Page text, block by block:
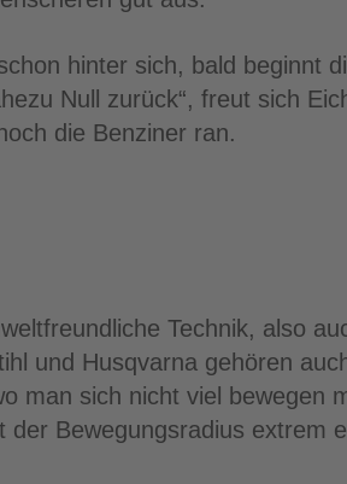
hinter sich, bald beginnt
Null zurück“, freut sich
die Benziner ran.
Technik, also
und Husqvarna gehören
man sich nicht viel bewegen
Bewegungsradius extrem